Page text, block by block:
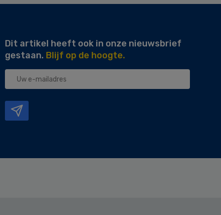
Dit artikel heeft ook in onze nieuwsbrief
gestaan. Blijf op de hoogte.
Uw